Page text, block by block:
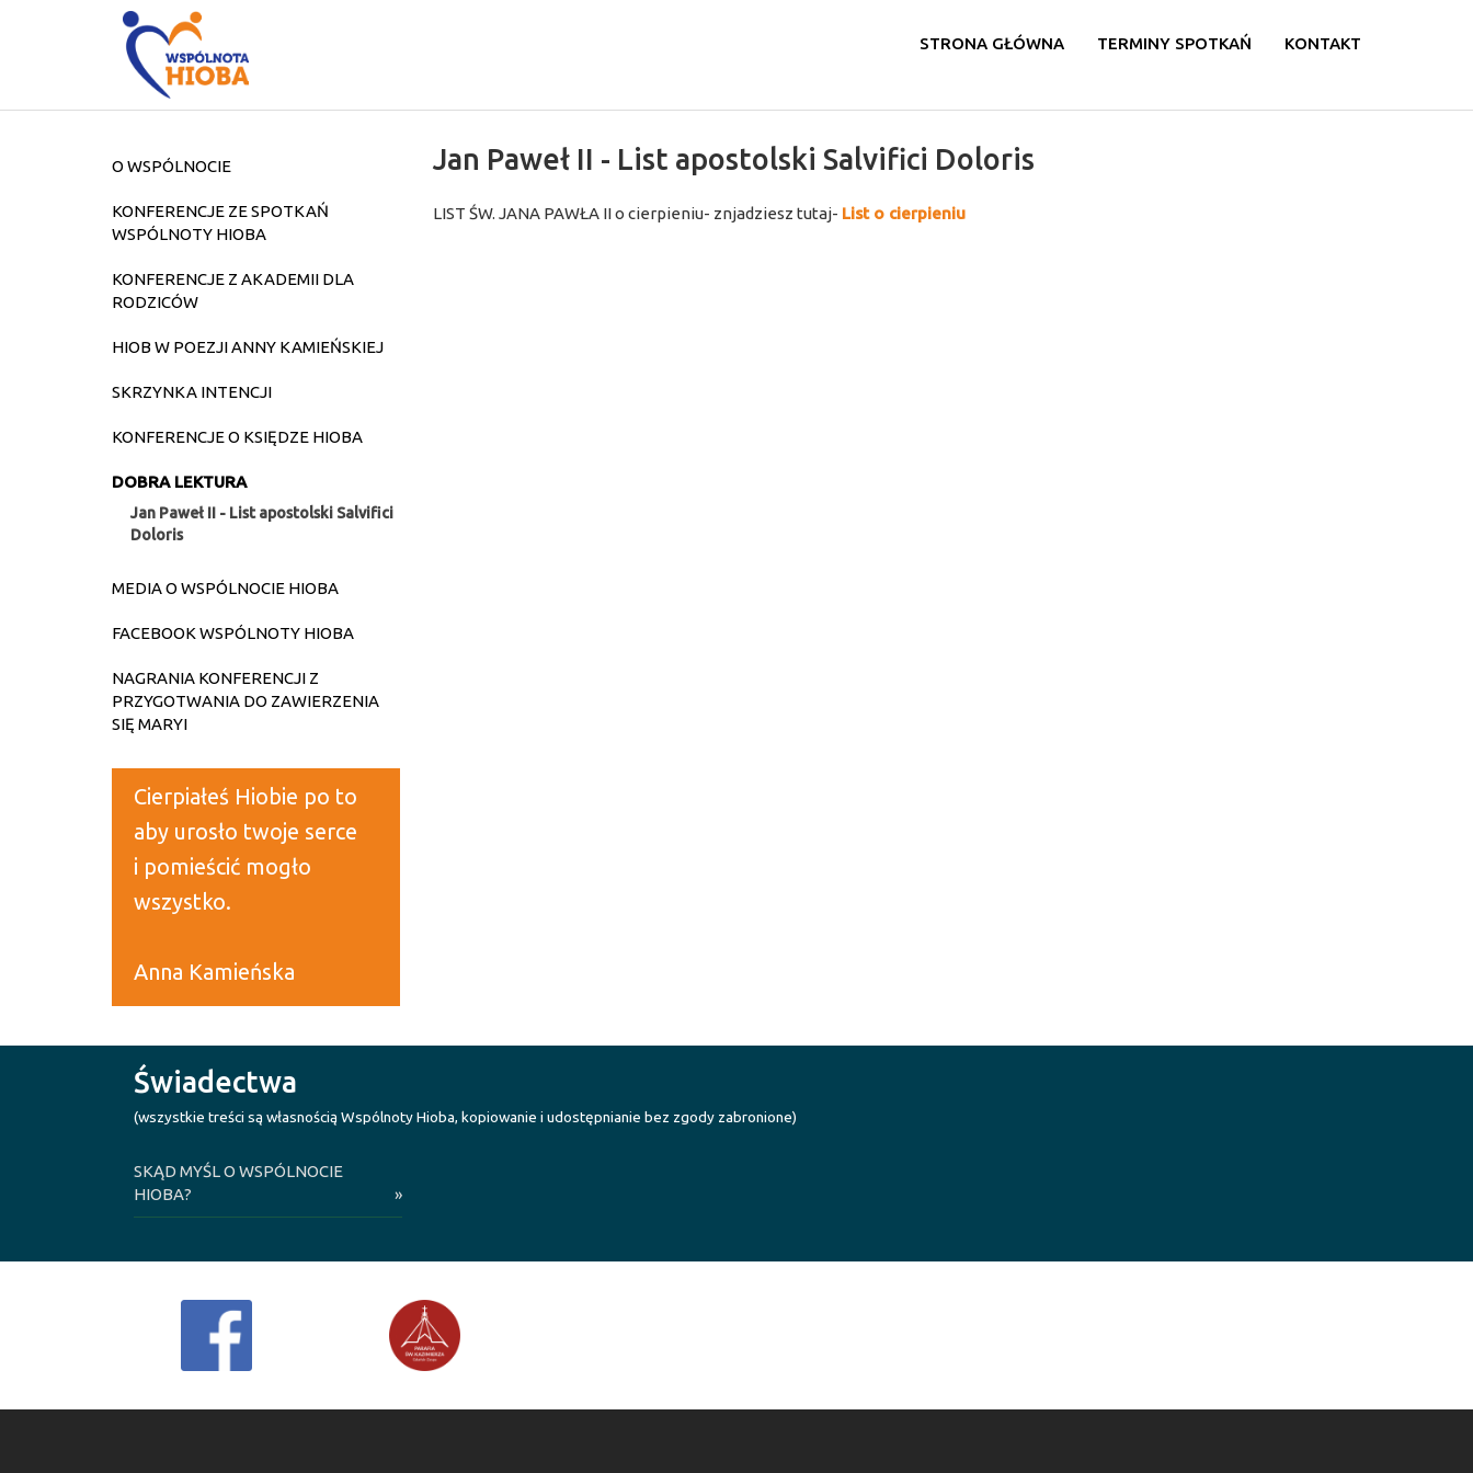
STRONA GŁÓWNA TERMINY SPOTKAŃ KONTAKT
O WSPÓLNOCIE
KONFERENCJE ZE SPOTKAŃ
WSPÓLNOTY HIOBA
KONFERENCJE Z AKADEMII DLA
RODZICÓW
HIOB W POEZJI ANNY KAMIEŃSKIEJ
SKRZYNKA INTENCJI
KONFERENCJE O KSIĘDZE HIOBA
DOBRA LEKTURA
Jan Paweł II - List apostolski Salvifici
Doloris
MEDIA O WSPÓLNOCIE HIOBA
FACEBOOK WSPÓLNOTY HIOBA
NAGRANIA KONFERENCJI Z
PRZYGOTWANIA DO ZAWIERZENIA
SIĘ MARYI
Cierpiałeś Hiobie po to
aby urosło twoje serce
i pomieścić mogło
wszystko.
Anna Kamieńska
Jan Paweł II - List apostolski Salvifici Doloris
LIST ŚW. JANA PAWŁA II o cierpieniu- znjadziesz tutaj- List o cierpieniu
Świadectwa
(wszystkie treści są własnością Wspólnoty Hioba, kopiowanie i udostępnianie bez zgody zabronione)
SKĄD MYŚL O WSPÓLNOCIE
HIOBA?
»